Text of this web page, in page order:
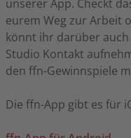
unserer App. Checkt
eurem Weg zur Arbeit
könnt ihr darüber
Studio Kontakt
den ffn-Gewinnspiele
Die ffn-App gibt es für